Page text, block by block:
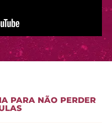
PARA NÃO PERDER